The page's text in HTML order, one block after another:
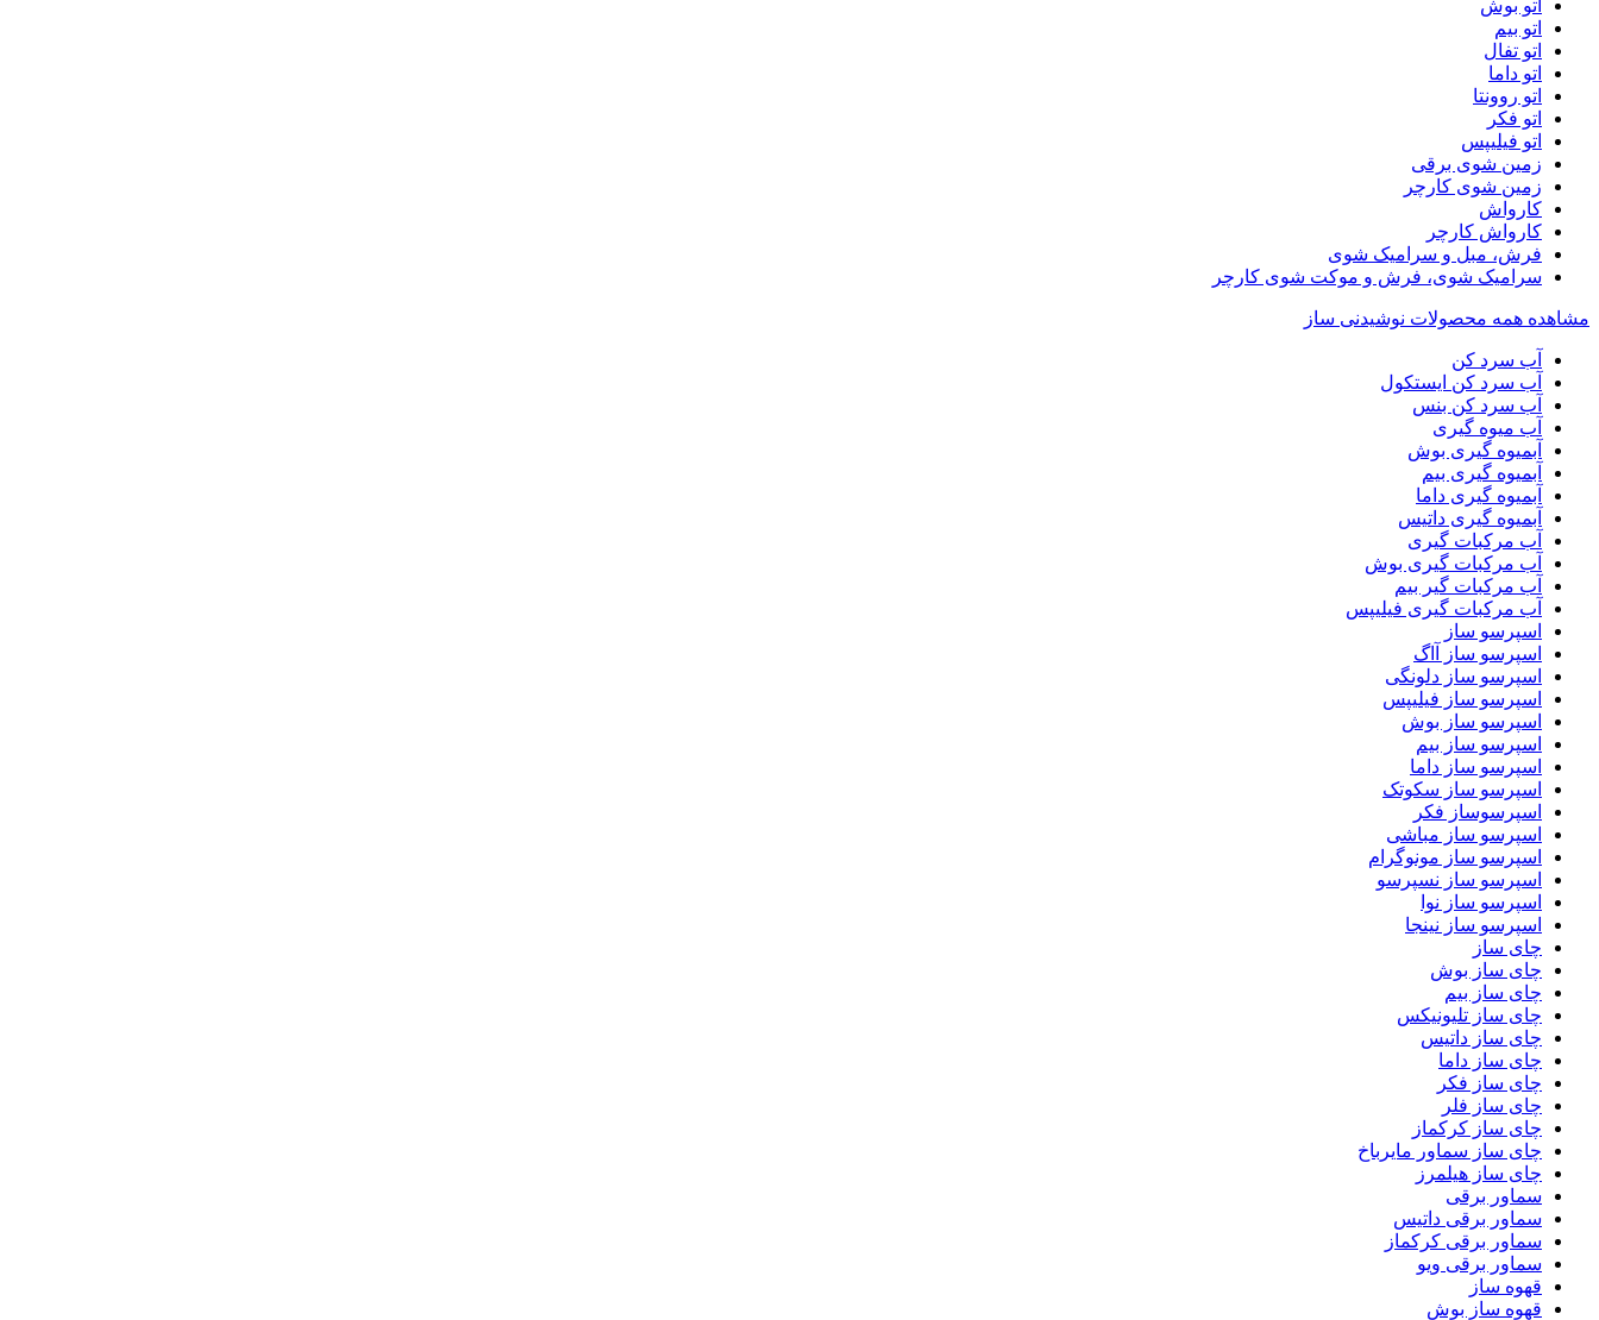
اتو بوش
اتو بیم
اتو تفال
اتو داما
اتو روونتا
اتو فکر
اتو فیلیپس
زمین شوی برقی
زمین شوی کارچر
کارواش
کارواش کارچر
فرش، مبل و سرامیک شوی
سرامیک شوی، فرش و موکت شوی کارچر
مشاهده همه محصولات نوشیدنی ساز
آب سرد کن
آب سرد کن ایستکول
آب سرد کن بنس
آب میوه گیری
آبمیوه گیری بوش
آبمیوه گیری بیم
آبمیوه گیری داما
آبمیوه گیری داتیس
آب مرکبات گیری
آب مرکبات گیری بوش
آب مرکبات گیر بیم
آب مرکبات گیری فیلیپس
اسپرسو ساز
اسپرسو ساز آاگ
اسپرسو ساز دلونگی
اسپرسو ساز فیلیپس
اسپرسو ساز بوش
اسپرسو ساز بیم
اسپرسو ساز داما
اسپرسو ساز سکوتک
اسپرسوساز فکر
اسپرسو ساز مباشی
اسپرسو ساز مونوگرام
اسپرسو ساز نسپرسو
اسپرسو ساز نوا
اسپرسو ساز نینجا
چای ساز
چای ساز بوش
چای ساز بیم
چای ساز تلیونیکس
چای ساز داتیس
چای ساز داما
چای ساز فکر
چای ساز فلر
چای ساز کرکماز
چای ساز سماور مایرباخ
چای ساز هیلمرز
سماور برقی
سماور برقی داتیس
سماور برقی کرکماز
سماور برقی ویو
قهوه ساز
قهوه ساز بوش